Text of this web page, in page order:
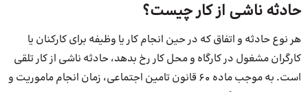
حادثه ناشی از کار چیست؟
هر نوع حادثه و اتفاق که در حین انجام کار یا وظیفه برای کارکنان یا
کارگران مشغول در کارگاه و محل کار رخ بدهد، حادثه ناشی از کار تلقی
است. به موجب ماده 60 قانون تامین اجتماعی، زمان انجام ماموریت و